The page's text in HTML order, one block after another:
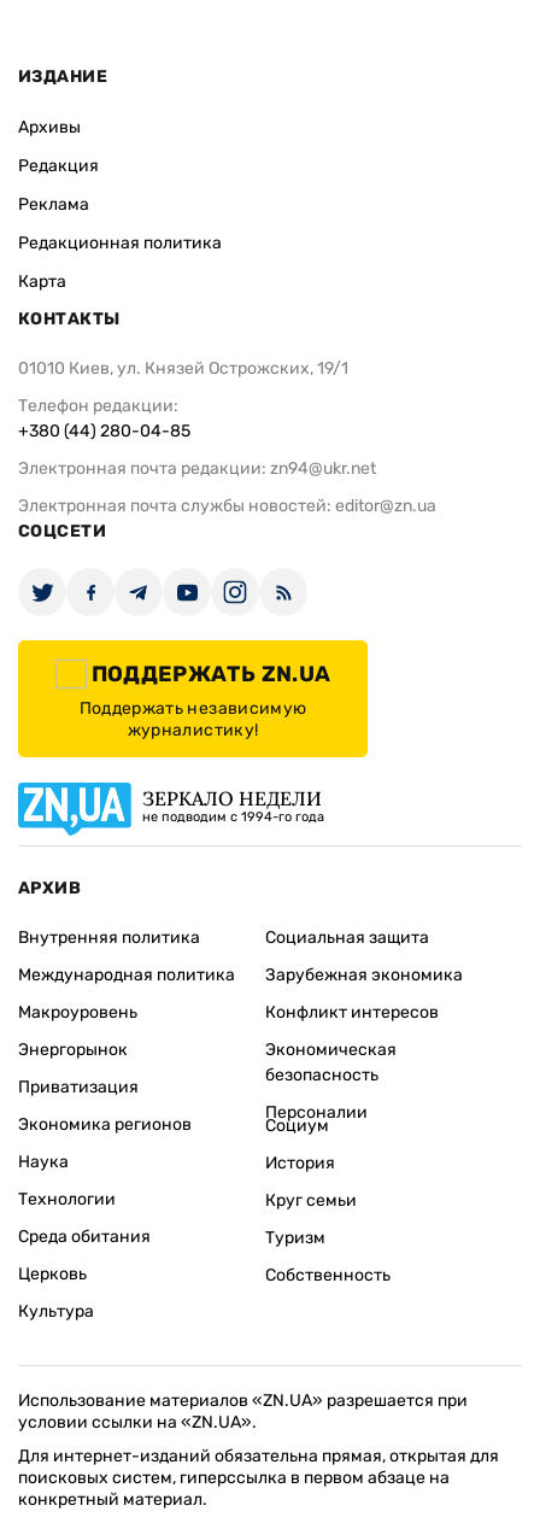
ИЗДАНИЕ
Архивы
Редакция
Реклама
Редакционная политика
Карта
КОНТАКТЫ
01010 Киев, ул. Князей Острожских, 19/1
Телефон редакции:
+380 (44) 280-04-85
Электронная почта редакции: zn94@ukr.net
Электронная почта службы новостей: editor@zn.ua
СОЦСЕТИ
ПОДДЕРЖАТЬ ZN.UA
Поддержать независимую
журналистику!
ЗЕРКАЛО НЕДЕЛИ
не подводим с 1994-го года
АРХИВ
Внутренняя политика
Международная политика
Макроуровень
Энергорынок
Приватизация
Экономика регионов
Социальная защита
Зарубежная экономика
Конфликт интересов
Экономическая
безопасность
Персоналии
Наука
Технологии
Среда обитания
Церковь
Культура
Социум
История
Круг семьи
Туризм
Собственность
Использование материалов «ZN.UA» разрешается при
условии ссылки на «ZN.UA».
Для интернет-изданий обязательна прямая, открытая для
поисковых систем, гиперссылка в первом абзаце на
конкретный материал.